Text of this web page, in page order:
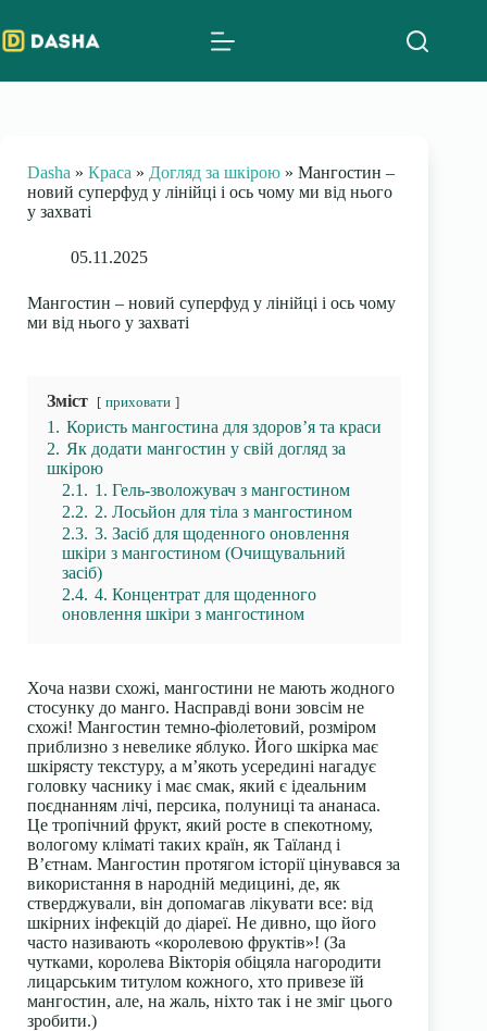
to
content
Dasha » Краса » Догляд за шкірою » Мангостин –
новий суперфуд у лінійці і ось чому ми від нього
у захваті
05.11.2025
Мангостин – новий суперфуд у лінійці і ось чому
ми від нього у захваті
Зміст приховати
1. Користь мангостина для здоров’я та краси
2. Як додати мангостин у свій догляд за
шкірою
2.1. 1. Гель-зволожувач з мангостином
2.2. 2. Лосьйон для тіла з мангостином
2.3. 3. Засіб для щоденного оновлення
шкіри з мангостином (Очищувальний
засіб)
2.4. 4. Концентрат для щоденного
оновлення шкіри з мангостином
Хоча назви схожі, мангостини не мають жодного
стосунку до манго. Насправді вони зовсім не
схожі! Мангостин темно-фіолетовий, розміром
приблизно з невелике яблуко. Його шкірка має
шкірясту текстуру, а м’якоть усередині нагадує
головку часнику і має смак, який є ідеальним
поєднанням лічі, персика, полуниці та ананаса.
Це тропічний фрукт, який росте в спекотному,
вологому кліматі таких країн, як Таїланд і
В’єтнам. Мангостин протягом історії цінувався за
використання в народній медицині, де, як
стверджували, він допомагав лікувати все: від
шкірних інфекцій до діареї. Не дивно, що його
часто називають «королевою фруктів»! (За
чутками, королева Вікторія обіцяла нагородити
лицарським титулом кожного, хто привезе їй
мангостин, але, на жаль, ніхто так і не зміг цього
зробити.)